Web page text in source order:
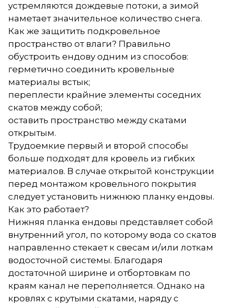
устремляются дождевые потоки, а зимой
наметает значительное количество снега.
Как же защитить подкровельное
пространство от влаги? Правильно
обустроить ендову одним из способов:
герметично соединить кровельные
материалы встык;
переплести крайние элементы соседних
скатов между собой;
оставить пространство между скатами
открытым.
Трудоемкие первый и второй способы
больше подходят для кровель из гибких
материалов. В случае открытой конструкции
перед монтажом кровельного покрытия
следует установить нижнюю планку ендовы.
Как это работает?
Нижняя планка ендовы представляет собой
внутренний угол, по которому вода со скатов
направленно стекает к свесам и/или лоткам
водосточной системы. Благодаря
достаточной ширине и отбортовкам по
краям канал не переполняется. Однако на
кровлях с крутыми скатами, наряду с